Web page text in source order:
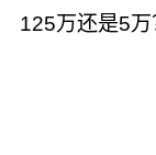
125万还是5